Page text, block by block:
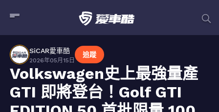
SiCAR愛車酷
2026年05月15日
追蹤
Volkswagen史上最強量產
GTI 即將登台！Golf GTI